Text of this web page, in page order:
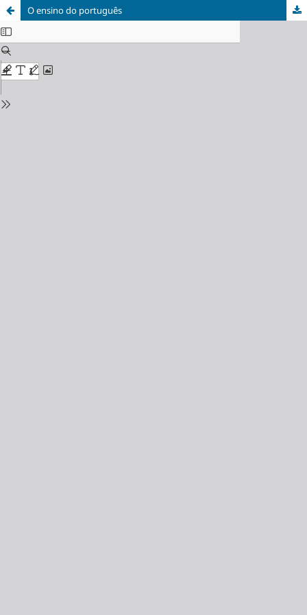
O ensino do português